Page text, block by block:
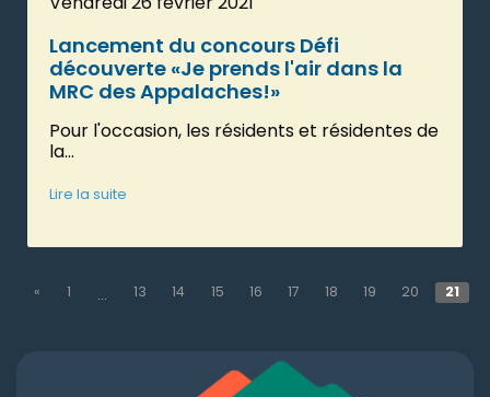
Lancement du concours Défi
découverte «Je prends l'air dans la
MRC des Appalaches!»
Pour l'occasion, les résidents et résidentes de
la...
Lire la suite
« 1 ... 13 14 15 16 17 18 19 20 21